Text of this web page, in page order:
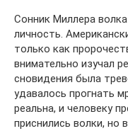
Сонник Миллера
личность.
только как
внимательно изучал
сновидения была
удавалось прогнать
реальна, и человеку
приснились волки, но